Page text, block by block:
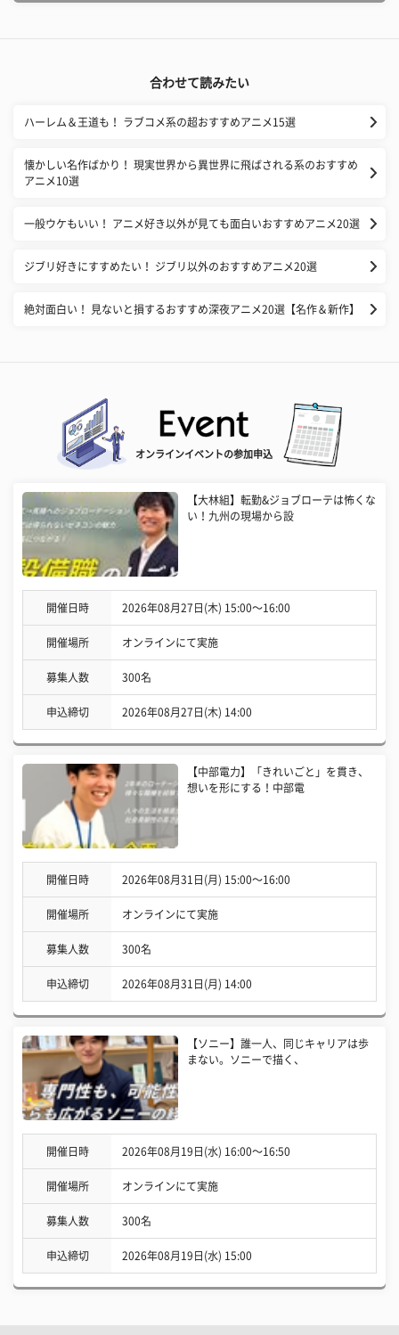
合わせて読みたい
ハーレム＆王道も！ ラブコメ系の超おすすめアニメ15選
懐かしい名作ばかり！ 現実世界から異世界に飛ばされる系のおすすめ
アニメ10選
一般ウケもいい！ アニメ好き以外が見ても面白いおすすめアニメ20選
ジブリ好きにすすめたい！ ジブリ以外のおすすめアニメ20選
絶対面白い！ 見ないと損するおすすめ深夜アニメ20選【名作＆新作】
オンラインイベントの参加申込
【大林組】転勤&ジョブローテは怖くな
い！九州の現場から設
開催日時 2026年08月27日(木) 15:00〜16:00
開催場所 オンラインにて実施
募集人数 300名
申込締切 2026年08月27日(木) 14:00
【中部電力】「きれいごと」を貫き、
想いを形にする！中部電
開催日時 2026年08月31日(月) 15:00〜16:00
開催場所 オンラインにて実施
募集人数 300名
申込締切 2026年08月31日(月) 14:00
【ソニー】誰一人、同じキャリアは歩
まない。ソニーで描く、
開催日時 2026年08月19日(水) 16:00〜16:50
開催場所 オンラインにて実施
募集人数 300名
申込締切 2026年08月19日(水) 15:00